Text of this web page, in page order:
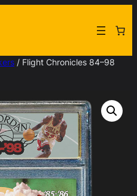
/ Flight Chronicles 84–98